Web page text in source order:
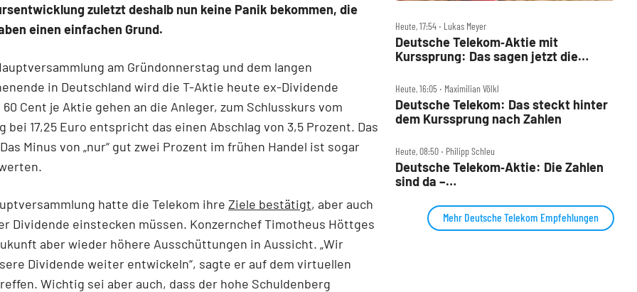
zuletzt deshalb nun keine Panik bekommen, die
einen einfachen Grund.
am Gründonnerstag und dem langen
in Deutschland wird die T-Aktie heute ex-Dividende
Cent je Aktie gehen an die Anleger, zum Schlusskurs vom
bei 17,25 Euro entspricht das einen Abschlag von 3,5 Prozent. Das
Minus von „nur“ gut zwei Prozent im frühen Handel ist sogar
hatte die Telekom ihre Ziele bestätigt, aber auch
Dividende einstecken müssen. Konzernchef Timotheus Höttges
aber wieder höhere Ausschüttungen in Aussicht. „Wir
Dividende weiter entwickeln“, sagte er auf dem virtuellen
Wichtig sei aber auch, dass der hohe Schuldenberg
Heute, 17:54 ‧ Lukas Meyer
Deutsche Telekom‑Aktie mit
Kurssprung: Das sagen jetzt die
Heute, 16:05 ‧ Maximilian Völkl
Deutsche Telekom: Das steckt hinter
dem Kurssprung nach Zahlen
Heute, 08:50 ‧ Philipp Schleu
Deutsche Telekom‑Aktie: Die Zahlen
sind da –
Mehr Deutsche Telekom Empfehlungen